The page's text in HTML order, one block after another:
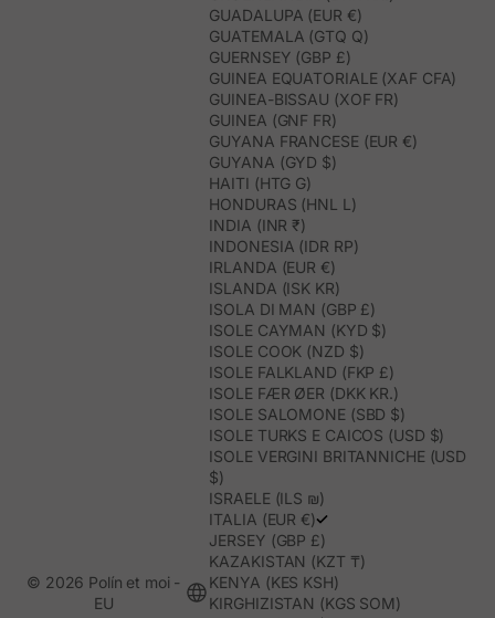
GUADALUPA (EUR €)
GUATEMALA (GTQ Q)
GUERNSEY (GBP £)
GUINEA EQUATORIALE (XAF CFA)
GUINEA-BISSAU (XOF FR)
GUINEA (GNF FR)
GUYANA FRANCESE (EUR €)
GUYANA (GYD $)
HAITI (HTG G)
HONDURAS (HNL L)
INDIA (INR ₹)
INDONESIA (IDR RP)
IRLANDA (EUR €)
ISLANDA (ISK KR)
ISOLA DI MAN (GBP £)
ISOLE CAYMAN (KYD $)
ISOLE COOK (NZD $)
ISOLE FALKLAND (FKP £)
ISOLE FÆR ØER (DKK KR.)
ISOLE SALOMONE (SBD $)
ISOLE TURKS E CAICOS (USD $)
ISOLE VERGINI BRITANNICHE (USD
$)
ISRAELE (ILS ₪)
ITALIA (EUR €)
JERSEY (GBP £)
KAZAKISTAN (KZT ₸)
KENYA (KES KSH)
KIRGHIZISTAN (KGS SOM)
© 2026 Polín et moi -
EU